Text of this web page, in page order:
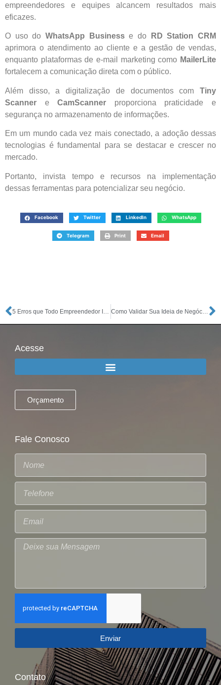
empreendedores e equipes alcancem resultados mais
eficazes.
O uso do WhatsApp Businesse do
RD Station CRM
aprimora o atendimento ao cliente e a gestão de vendas,
enquanto plataformas de e-mail marketing como MailerLite
fortalecem a comunicação direta com o público.
Além disso, a digitalização de documentos com Tiny
Scanner eCamScanner proporciona praticidade e
segurança no armazenamento de informações.
Em um mundo cada vez mais conectado, a adoção dessas
tecnologias é fundamental para se destacar e crescer no
mercado.
Portanto, invista tempo e recursos na implementação
dessas ferramentas para potencializar seu negócio.
Facebook Twitter LinkedIn WhatsApp
Telegram Print Email
5 Erros que Todo Empreendedor Iniciante Deve Evitar Como Validar Sua Ideia de Negócio Antes de Investir Dinheiro
Acesse
Orçamento
Fale Conosco
Enviar
Contato